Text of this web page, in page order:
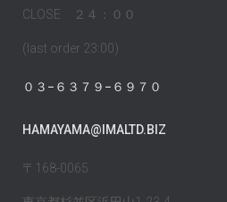
CLOSE ２４：００
(last order 23:00)
０３−６３７９−６９７０
HAMAYAMA@IMALTD.BIZ
〒168-0065